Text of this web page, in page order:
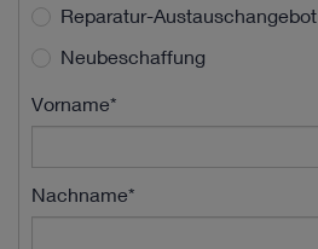
Reparatur-Austauschangebot
Neubeschaffung
Vorname*
Nachname*